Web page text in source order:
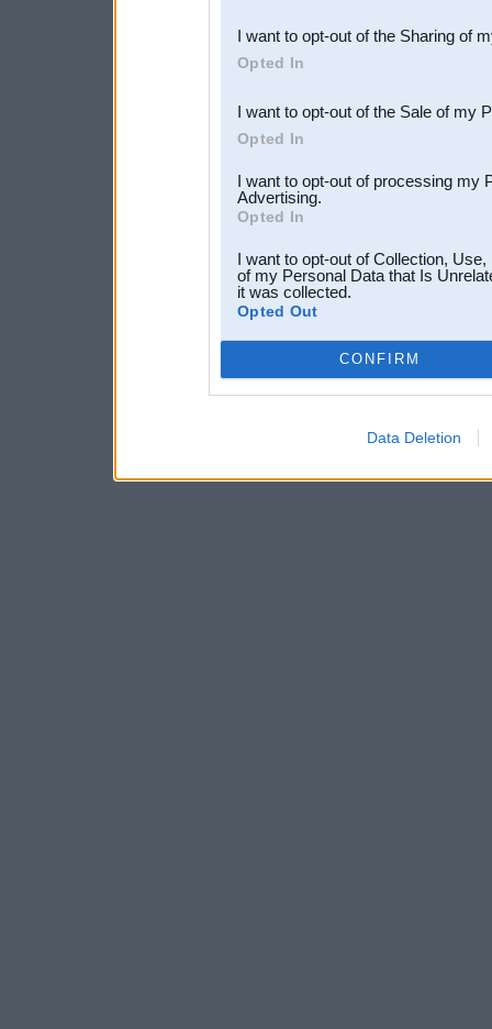
Downstream Participants
third parties.
I want to opt-out of the Sharing of
Opted In
I want to opt-out of the Sale of my
Opted In
I want to opt-out of processing my
Advertising.
Opted In
I want to opt-out of Collection,
of my Personal Data that Is
it was collected.
Opted Out
CONFIRM
Data Deletion